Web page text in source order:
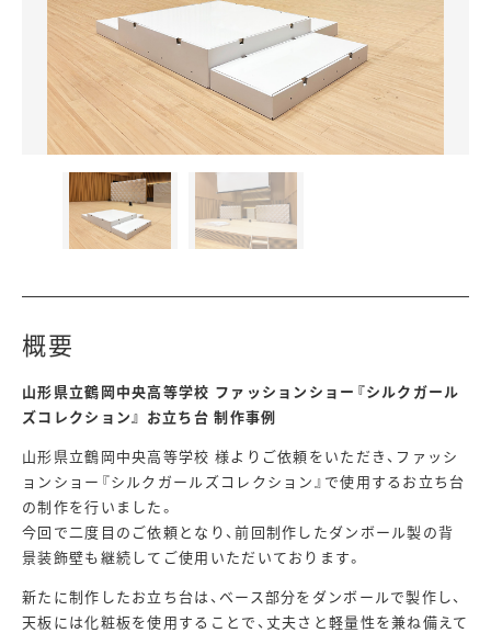
概要
山形県立鶴岡中央高等学校 ファッションショー『シルクガール
ズコレクション』 お立ち台 制作事例
山形県立鶴岡中央高等学校 様よりご依頼をいただき、ファッシ
ョンショー『シルクガールズコレクション』で使用するお立ち台
の制作を行いました。
今回で二度目のご依頼となり、前回制作したダンボール製の背
景装飾壁も継続してご使用いただいております。
新たに制作したお立ち台は、ベース部分をダンボールで製作し、
天板には化粧板を使用することで、丈夫さと軽量性を兼ね備えて